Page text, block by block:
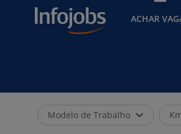
ACHAR
Modelo de Trabalho